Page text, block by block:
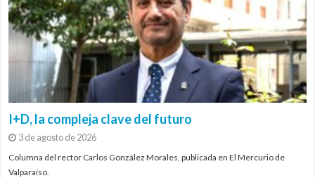
I+D, la compleja clave del futuro
3 de agosto de 2026
Columna del rector Carlos González Morales, publicada en El Mercurio de
Valparaíso.